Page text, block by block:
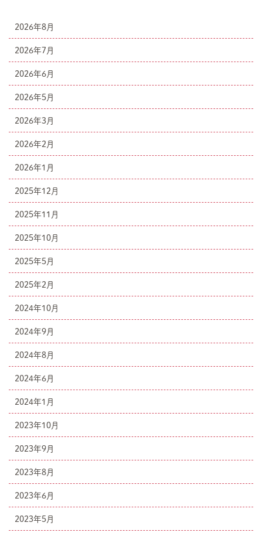
2026年8月
2026年7月
2026年6月
2026年5月
2026年3月
2026年2月
2026年1月
2025年12月
2025年11月
2025年10月
2025年5月
2025年2月
2024年10月
2024年9月
2024年8月
2024年6月
2024年1月
2023年10月
2023年9月
2023年8月
2023年6月
2023年5月